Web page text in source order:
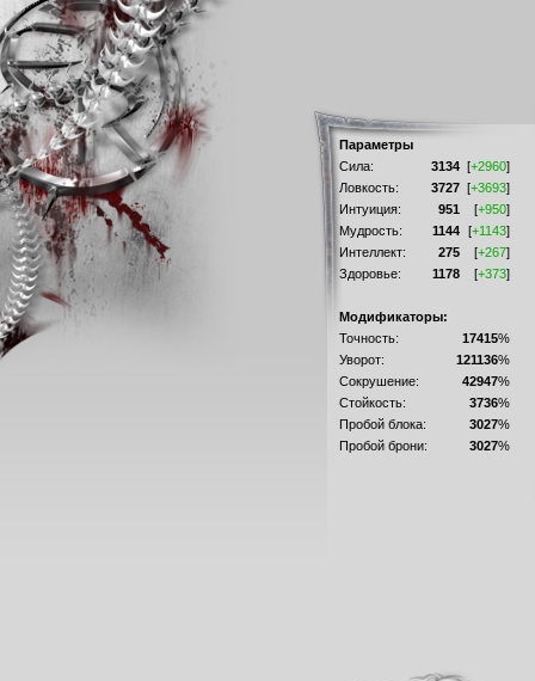
Параметры
Сила:
3134 [+2960]
Ловкость:
3727 [+3693]
Интуиция:
951 [+950]
Мудрость:
1144 [+1143]
Интеллект:
275 [+267]
Здоровье:
1178 [+373]
Модификаторы:
Точность:
17415%
Уворот:
121136%
Сокрушение:
42947%
Стойкость:
3736%
Пробой блока:
3027%
Пробой брони:
3027%